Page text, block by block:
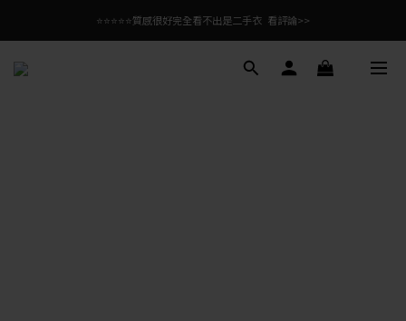
⭐⭐⭐⭐⭐質感很好完全看不出是二手衣  看評論>>